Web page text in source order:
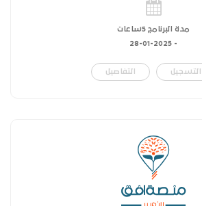
مدة البرنامج 5ساعات
-
28-01-2025
التسجيل التفاصيل